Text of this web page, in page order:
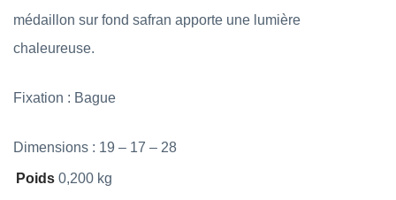
médaillon sur fond safran apporte une lumière
chaleureuse.
Fixation : Bague
Dimensions : 19 – 17 – 28
Poids 0,200 kg